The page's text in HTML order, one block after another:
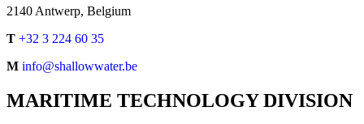
2140 Antwerp, Belgium
T +32 3 224 60 35
M info@shallowwater.be
MARITIME TECHNOLOGY DIVISION